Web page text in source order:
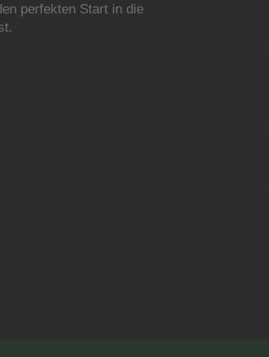
perfekten Start in die